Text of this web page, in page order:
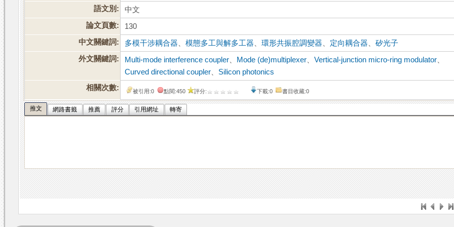
語文別:
中文
論文頁數:
130
中文關鍵詞:
多模干涉耦合器 、模態多工與解多工器 、環形共振腔調變器 定向耦合器 、矽光子
外文關鍵詞:
Multi-mode interference coupler Mode (de)multiplexer 、Vertical-junction micro-ring modulator
Curved directional coupler
Silicon photonics
相關次數:
被引用:0 點閱:450 評分: 下載:0 書目收藏:0
推文 網路書籤 推薦 評分 引用網址 轉寄